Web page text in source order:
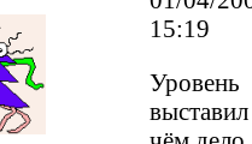
15:19
Уровень